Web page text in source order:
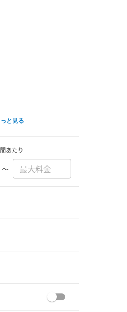
と見る
あたり
〜